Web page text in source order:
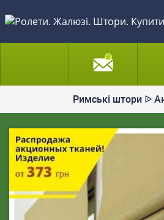
Римські штори ᐉ